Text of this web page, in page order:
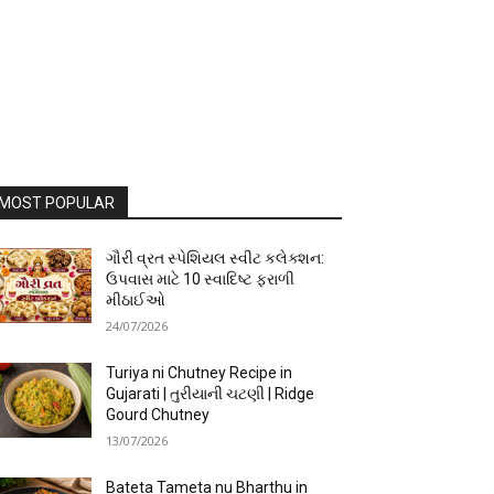
POPULAR
ગૌરી વ્રત સ્પેશિયલ સ્વીટ કલેક્શન:
ઉપવાસ માટે 10 સ્વાદિષ્ટ ફરાળી
મીઠાઈઓ
24/07/2026
Turiya ni Chutney Recipe in
Gujarati | તુરીયાની ચટણી | Ridge
Gourd Chutney
13/07/2026
Bateta Tameta nu Bharthu in